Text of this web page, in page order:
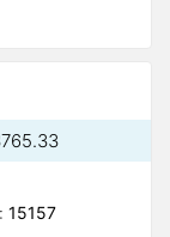
15157